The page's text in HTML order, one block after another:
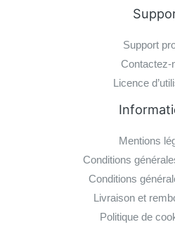
Support
Contactez-
Licence
Mentions
Conditions
Conditions
Livraison et
Politique de